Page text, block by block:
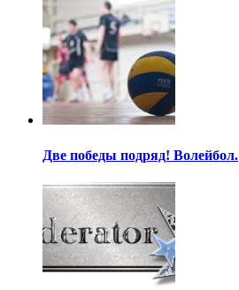
Две победы подряд! Волейбол.